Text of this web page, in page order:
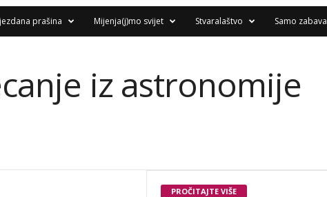
prašina Mijenja(j)mo svijet Stvaralaštvo Samo zabava
iz astronomije
PROČITAJTE VIŠE